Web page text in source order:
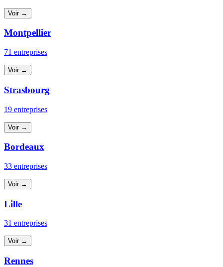
Voir →
Montpellier
71 entreprises
Voir →
Strasbourg
19 entreprises
Voir →
Bordeaux
33 entreprises
Voir →
Lille
31 entreprises
Voir →
Rennes